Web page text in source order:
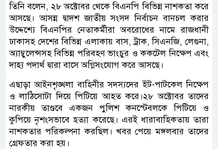
তিনি বলেন, ২৮ অক্টোবর থেকে বিএনপি বিভিন্ন নাশকতা করে
আসছে। আসন্ন দ্বাদশ জাতীয় সংসদ নির্বাচন বানচল করার
উদ্দেশ্যে বিএনপির নেতাকর্মীরা অবরোধের নামে রাজধানী
ঢাকাসহ দেশের বিভিন্ন এলাকায় বাস, ট্রাক, সিএনজি, লেগুনা,
অ্যাম্বুলেন্সসহ বিভিন্ন পরিবহণ ভাংচুর ও ককটেল নিক্ষেপ এবং
দাহ্য পদার্থ দ্বারা বাসে অগ্নিসংযোগ করে আসছে।
এছাড়া আইনশৃঙ্খলা বাহিনীর সদস্যদের ইট-পাটকেল নিক্ষেপ
ও লাঠিসোটা দিয়ে পিটিয়ে আহত করে।২৮ অক্টোবর তাদের
নারকীয় তাণ্ডবে একজন পুলিশ কনস্টেবলকে পিটিয়ে ও
কুপিয়ে নৃশংসভাবে হত্যা করেছে। এরই ধারাবাহিকতায় তারা
নাশকতার পরিকল্পনা করছিল। খবর পেয়ে মঙ্গলবার তাদের
গ্রেফতার করা হয়।